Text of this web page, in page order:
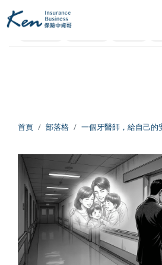
新生兒保險
失能險
醫療險
旅平險
個人成長
學習心得
跨界思考
靈性成長
美股投資
退休規劃
理財心法
勞保勞退
保險白話文 保險資
首頁 部落格 一個牙醫師，給自己的